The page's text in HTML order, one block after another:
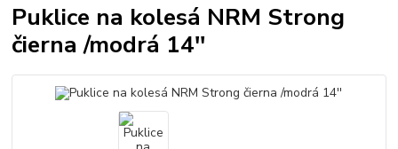
Puklice na kolesá NRM Strong
čierna /modrá 14''